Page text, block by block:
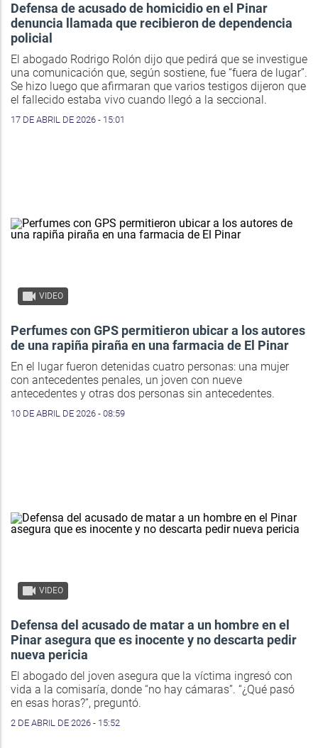
Defensa de acusado de homicidio en el Pinar
denuncia llamada que recibieron de dependencia
policial
El abogado Rodrigo Rolón dijo que pedirá que se investigue
una comunicación que, según sostiene, fue “fuera de lugar”.
Se hizo luego que afirmaran que varios testigos dijeron que
el fallecido estaba vivo cuando llegó a la seccional.
17 DE ABRIL DE 2026 - 15:01
VIDEO
Perfumes con GPS permitieron ubicar a los autores
de una rapiña piraña en una farmacia de El Pinar
En el lugar fueron detenidas cuatro personas: una mujer
con antecedentes penales, un joven con nueve
antecedentes y otras dos personas sin antecedentes.
10 DE ABRIL DE 2026 - 08:59
VIDEO
Defensa del acusado de matar a un hombre en el
Pinar asegura que es inocente y no descarta pedir
nueva pericia
El abogado del joven asegura que la víctima ingresó con
vida a la comisaría, donde “no hay cámaras”. “¿Qué pasó
en esas horas?”, preguntó.
2 DE ABRIL DE 2026 - 15:52